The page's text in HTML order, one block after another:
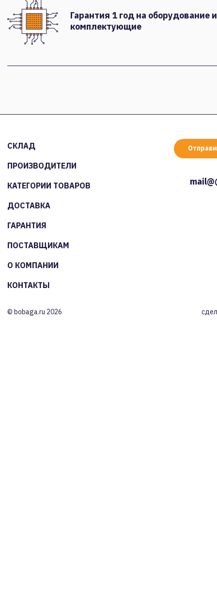
Гарантия 1 год на оборудование и
комплектующие
СКЛАД
ПРОИЗВОДИТЕЛИ
КАТЕГОРИИ ТОВАРОВ
ДОСТАВКА
ГАРАНТИЯ
ПОСТАВЩИКАМ
О КОМПАНИИ
КОНТАКТЫ
© bobaga.ru 2026